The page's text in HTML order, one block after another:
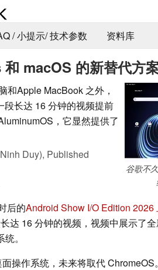
/ 小提示/ 技术参数 资料库
macOS 的新替代方
谷歌不
和Apple MacBook 之外，
长达 16 分钟的视频提前
，它显然提供了
Duy), Published
后的Android Show I/O Edition 2026
达 16 分钟的视频，视频中展示了
。
操作系统，未来将取代 ChromeOS